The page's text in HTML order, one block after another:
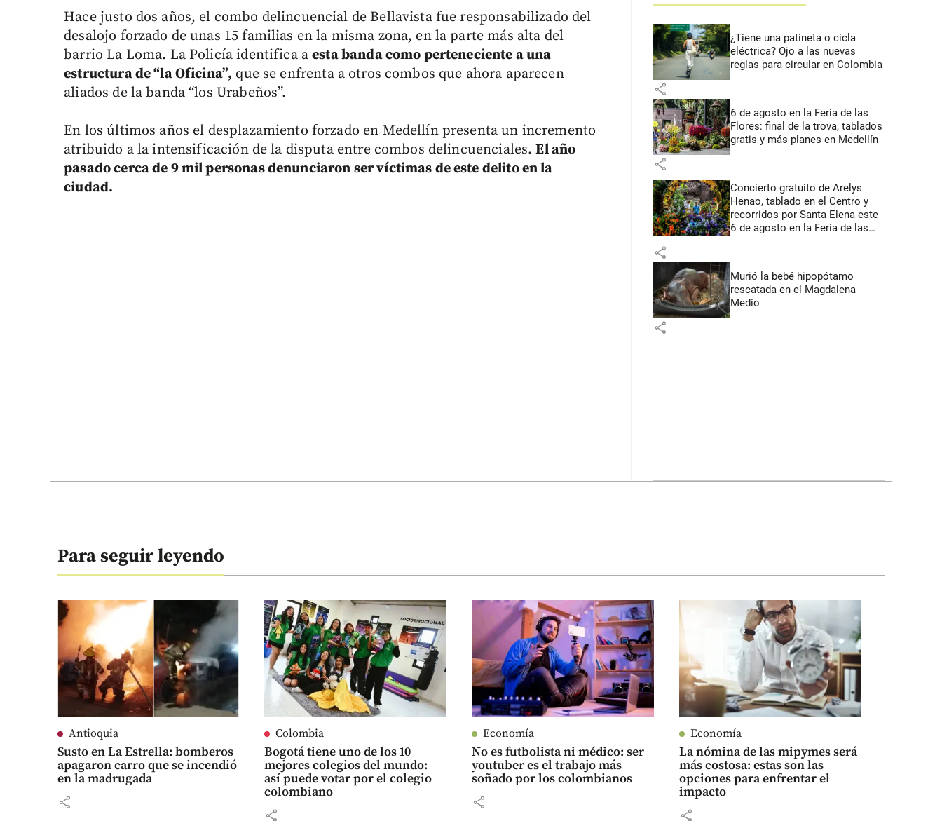
Hace justo dos años, el combo delincuencial de Bellavista fue responsabilizado del
desalojo forzado de unas 15 familias en la misma zona, en la parte más alta del
barrio La Loma. La Policía identifica aesta banda como perteneciente a una
estructura de “la Oficina”, que se enfrenta a otros combos que ahora aparecen
aliados de la banda “los Urabeños”.
En los últimos años el desplazamiento forzado en Medellín presenta un incremento
atribuido a la intensificación de la disputa entre combos delincuenciales.El año
pasado cerca de 9 mil personas denunciaron ser víctimas de este delito en la
ciudad.
¿Tiene una patineta o cicla
eléctrica? Ojo a las nuevas
reglas para circular en Colombia
share
6 de agosto en la Feria de las
Flores: final de la trova, tablados
gratis y más planes en Medellín
share
Concierto gratuito de Arelys
Henao, tablado en el Centro y
recorridos por Santa Elena este
6 de agosto en la Feria de las
share
Murió la bebé hipopótamo
rescatada en el Magdalena
Medio
share
Para seguir leyendo
Antioquia
Susto en La Estrella: bomberos
apagaron carro que se incendió
en la madrugada
share
Colombia
Bogotá tiene uno de los 10
mejores colegios del mundo:
así puede votar por el colegio
colombiano
share
Economía
No es futbolista ni médico: ser
youtuber es el trabajo más
soñado por los colombianos
share
Economía
La nómina de las mipymes será
más costosa: estas son las
opciones para enfrentar el
impacto
share